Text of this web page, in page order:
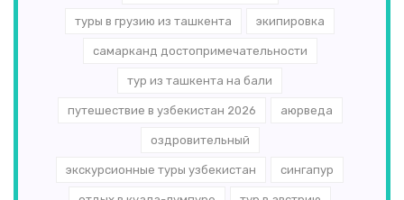
туры в грузию из ташкента экипировка
самарканд достопримечательности
тур из ташкента на бали
путешествие в узбекистан 2026 аюрведа
оздровительный
экскурсионные туры узбекистан сингапур